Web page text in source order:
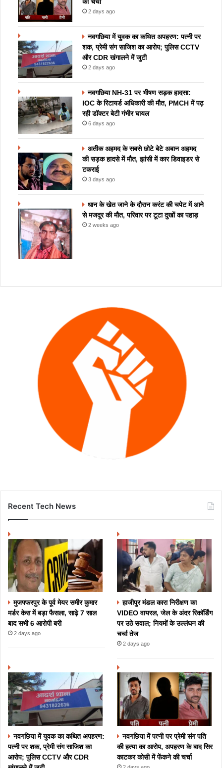
की चर्चा
2 days ago
नवगछिया में युवक का कथित अपहरण: पत्नी पर
शक, प्रेमी संग साजिश का आरोप; पुलिस CCTV
और CDR खंगालने में जुटी
2 days ago
नवगछिया NH-31 पर भीषण सड़क हादसा:
IOC के रिटायर्ड अधिकारी की मौत, PMCH में पढ़
रही डॉक्टर बेटी गंभीर घायल
6 days ago
अतीक अहमद के सबसे छोटे बेटे अबान अहमद
की सड़क हादसे में मौत, झांसी में कार डिवाइडर से
टकराई
3 days ago
धान के खेत जाने के दौरान करंट की चपेट में आने
से मजदूर की मौत, परिवार पर टूटा दुखों का पहाड़
2 weeks ago
Recent Tech News
मुजफ्फरपुर के पूर्व मेयर समीर कुमार
मर्डर केस में बड़ा फैसला, साढ़े 7 साल
बाद सभी 6 आरोपी बरी
2 days ago
हाजीपुर मंडल कारा निरीक्षण का
VIDEO वायरल, जेल के अंदर रिकॉर्डिंग
पर उठे सवाल; नियमों के उल्लंघन की
चर्चा तेज
2 days ago
नवगछिया में युवक का कथित अपहरण:
पत्नी पर शक, प्रेमी संग साजिश का
आरोप; पुलिस CCTV और CDR
नवगछिया में पत्नी पर प्रेमी संग पति
की हत्या का आरोप, अपहरण के बाद सिर
काटकर कोसी में फेंकने की चर्चा